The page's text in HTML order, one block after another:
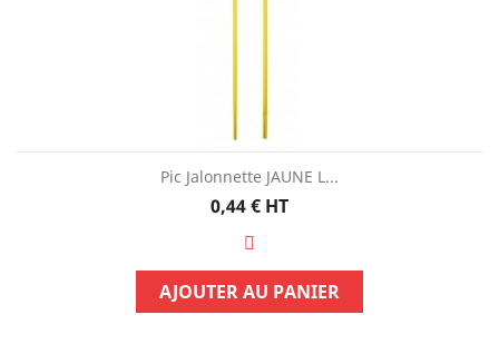
Pic Jalonnette JAUNE L...
Prix
0,44 € HT
AJOUTER AU PANIER